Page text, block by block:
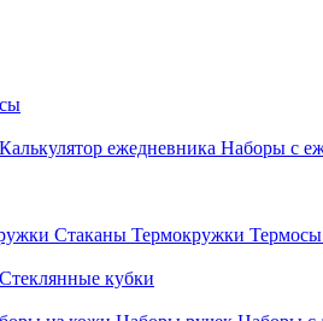
Калькулятор ежедневника Наборы с
Стаканы Термокружки Термосы
Стеклянные кубки